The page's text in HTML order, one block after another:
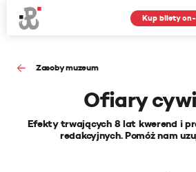
Kup bilety
Zasoby muzeum
Ofiary
Efekty trwających 8 lat kwerend i
redakcyjnych. Pomóż nam